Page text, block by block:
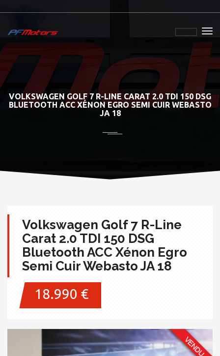
VOLKSWAGEN GOLF 7 R-LINE CARAT 2.0 TDI 150 DSG
BLUETOOTH ACC XÉNON EGRO SEMI CUIR WEBASTO
JA 18
Volkswagen Golf 7 R-Line
Carat 2.0 TDI 150 DSG
Bluetooth ACC Xénon Egro
Semi Cuir Webasto JA 18
18.990 €